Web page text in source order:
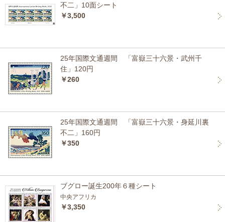
不二」10面シート
￥3,500
25年国際文通週間 「富嶽三十六景・武州千
住」120円
￥260
25年国際文通週間 「富嶽三十六景・身延川裏
不二」160円
￥350
ブグロー誕生200年６種シート
中央アフリカ
￥3,350